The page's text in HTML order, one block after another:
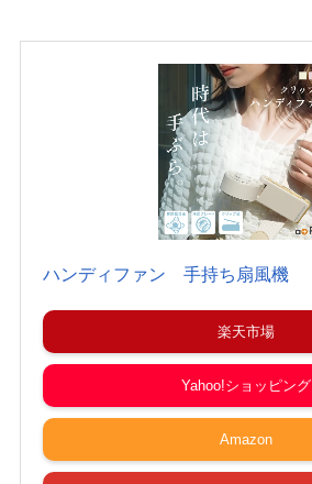
ハンディファン 手持ち扇風機
楽天市場
Yahoo!ショッピング
Amazon